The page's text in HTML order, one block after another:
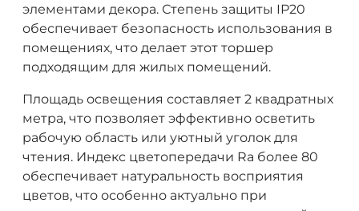
элементами декора. Степень защиты IP20
обеспечивает безопасность использования в
помещениях, что делает этот торшер
подходящим для жилых помещений.
Площадь освещения составляет 2 квадратных
метра, что позволяет эффективно осветить
рабочую область или уютный уголок для
чтения. Индекс цветопередачи Ra более 80
обеспечивает натуральность восприятия
цветов, что особенно актуально при